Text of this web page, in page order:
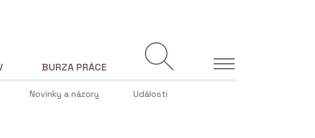
Novinky a názory Události
BURZA PRÁCE